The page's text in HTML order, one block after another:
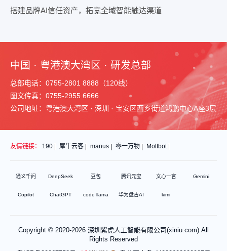
搭建品牌AI信任资产，拓宽全域智能触达渠道
中国 · 粤港澳大湾区 · 研发总部
总部电话：0755-2801 8888（120线）
图文传真：0755-2955 6666
公司地址：粤港澳大湾区 · 深圳 · 宝安区西乡街道鸿鹏中心A座3层
友情链接： 190 犀牛云客 manus 零一万物 Moltbot
通义千问 DeepSeek 豆包 腾讯元宝 文心一言 Gemini
Copilot ChatGPT code llama 华为盘古AI kimi
Copyright © 2020-2026 深圳紫虎人工智能有限公司(xiniu.com) All
Rights Reserved